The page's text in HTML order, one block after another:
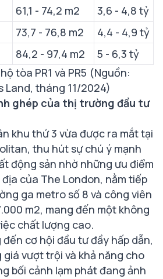
61,1 - 74,2 m2
3,6 - 4,8 tỷ
73,7 - 76,8 m2
4,4 - 4,9 tỷ
84,2 - 97,4 m2
5 - 6,3 tỷ
tòa PR1 và PR5 (Nguồn:
Land, tháng 11/2024)
ghép của thị trường đầu tư
khu thứ 3 vừa được ra mắt tại
thu hút sự chú ý mạnh
động sản nhờ những ưu điểm
của The London, nằm tiếp
ga metro số 8 và công viên
m2, mang đến một không
chất lượng cao.
cơ hội đầu tư đầy hấp dẫn,
vượt trội và khả năng cho
bối cảnh lạm phát đang ảnh